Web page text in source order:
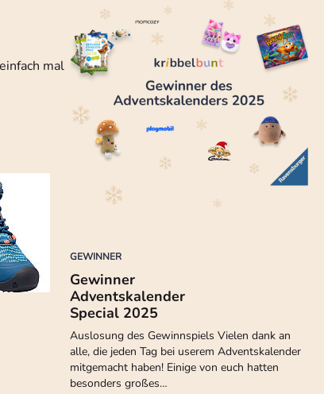
mal
GEWINNER
Gewinner
Adventskalender
Special 2025
Auslosung des Gewinnspiels Vielen dank an
alle, die jeden Tag bei userem Adventskalender
mitgemacht haben! Einige von euch hatten
besonders großes…